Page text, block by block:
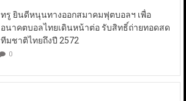
ทรู ยินดีหนุนทางออกสมาคมฟุตบอลฯ เพื่อ
อนาคตบอลไทยเดินหน้าต่อ รับสิทธิ์ถ่ายทอดสด
ทีมชาติไทยถึงปี 2572
0